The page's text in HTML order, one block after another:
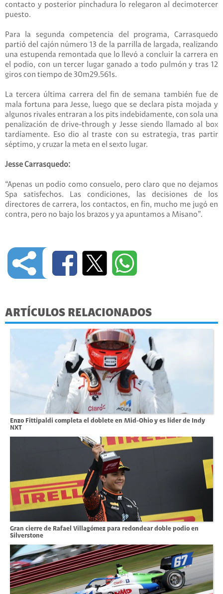
contacto y posterior pinchadura lo relegaron al decimotercer
puesto.
Para la segunda competencia del programa, Carrasquedo
partió del cajón número 13 de la parrilla de largada, realizando
una estupenda remontada que lo llevó a concluir la carrera en
el podio, con un tercer lugar ganado a todo pulmón y tras 12
giros con tiempo de 30m29.561s.
La tercera última carrera del fin de semana también fue de
mala fortuna para Jesse, luego que se declara pista mojada y
algunos rivales entraran a los pits indebidamente, con sola una
penalización de drive-through y Jesse siendo llamado al box
tardíamente. Eso dio al traste con su estrategia, tras partir
séptimo, y cruzar la meta en el sexto lugar.
Jesse Carrasquedo:
“Apenas un podio como consuelo, pero claro que no dejamos
Spa satisfechos. Las condiciones, las decisiones de los
directores de carrera, los contactos, en fin, mucho me jugó en
contra, pero no bajo los brazos y ya apuntamos a Misano”.
ARTÍCULOS RELACIONADOS
Enzo Fittipaldi completa el doblete en Mid-Ohio y es líder de Indy
NXT
Gran cierre de Rafael Villagómez para redondear doble podio en
Silverstone